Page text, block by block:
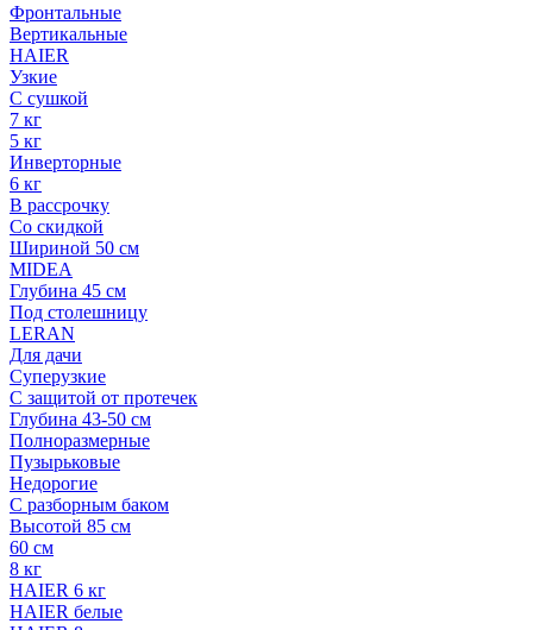
Фронтальные
Вертикальные
HAIER
Узкие
С сушкой
7 кг
5 кг
Инверторные
6 кг
В рассрочку
Со скидкой
Шириной 50 см
MIDEA
Глубина 45 см
Под столешницу
LERAN
Для дачи
Суперузкие
С защитой от протечек
Глубина 43-50 см
Полноразмерные
Пузырьковые
Недорогие
С разборным баком
Высотой 85 см
60 см
8 кг
HAIER 6 кг
HAIER белые